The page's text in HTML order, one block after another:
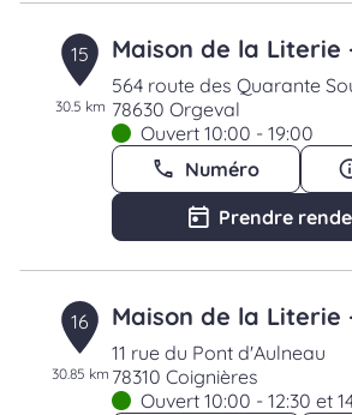
15
30.5 km
Maison de la Literie
564 route des Quarante
78630 Orgeval
Ouvert 10:00 - 19:00
Numéro
Prendre
16
30.85 km
Maison de la Literie
11 rue du Pont d'Aulneau
78310 Coignières
Ouvert 10:00 - 12:30 et